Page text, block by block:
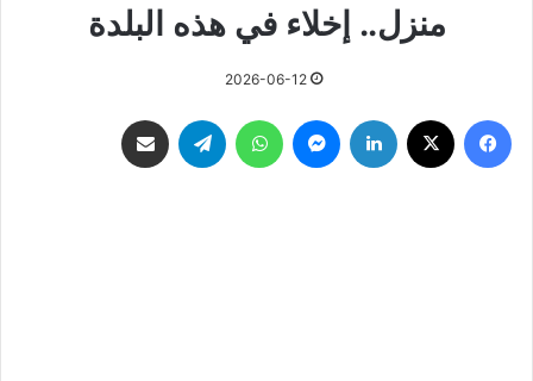
منزل.. إخلاء في هذه البلدة
2026-06-12
فيسبوك لينكدإن ماسنجر واتساب تيلقرام